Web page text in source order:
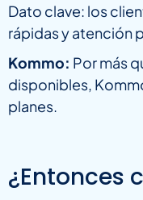
Dato clave: los
rápidas y atención
Kommo: Por más
disponibles,
planes.
¿Entonces